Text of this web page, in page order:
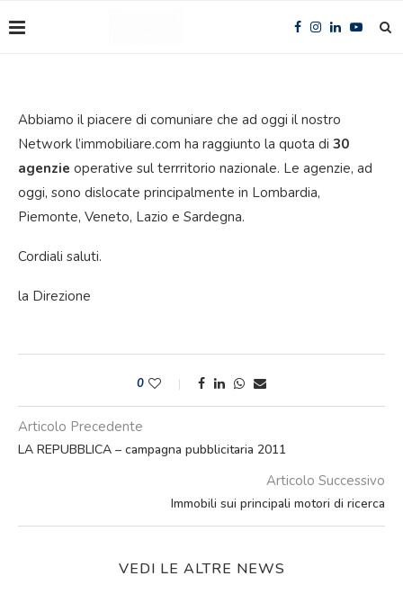
Abbiamo il piacere di comuniare che ad oggi il nostro
Network l’immobiliare.com ha raggiunto la quota di 30
agenzie operative sul terrritorio nazionale. Le agenzie, ad
oggi, sono dislocate principalmente in Lombardia,
Piemonte, Veneto, Lazio e Sardegna.
Cordiali saluti.
la Direzione
0
Articolo Precedente
LA REPUBBLICA – campagna pubblicitaria 2011
Articolo Successivo
Immobili sui principali motori di ricerca
VEDI LE ALTRE NEWS